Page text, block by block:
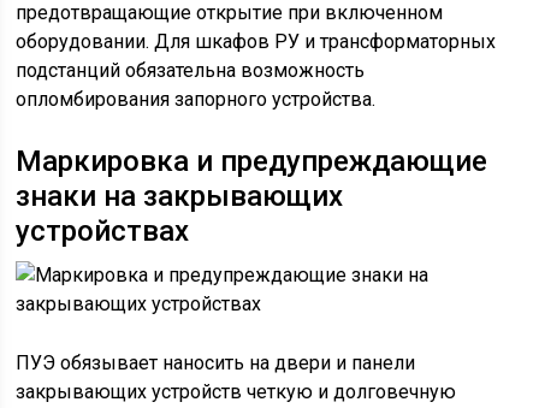
предотвращающие открытие при включенном
оборудовании. Для шкафов РУ и трансформаторных
подстанций обязательна возможность
опломбирования запорного устройства.
Маркировка и предупреждающие
знаки на закрывающих
устройствах
ПУЭ обязывает наносить на двери и панели
закрывающих устройств четкую и долговечную